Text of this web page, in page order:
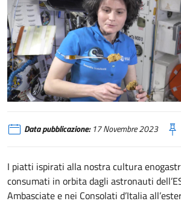
Space-Food-Experience-il-format-
Data pubblicazione:17 Novembre 2023
I piatti ispirati alla nostra cultura
consumati in orbita dagli astronauti
Ambasciate e nei Consolati d’Italia